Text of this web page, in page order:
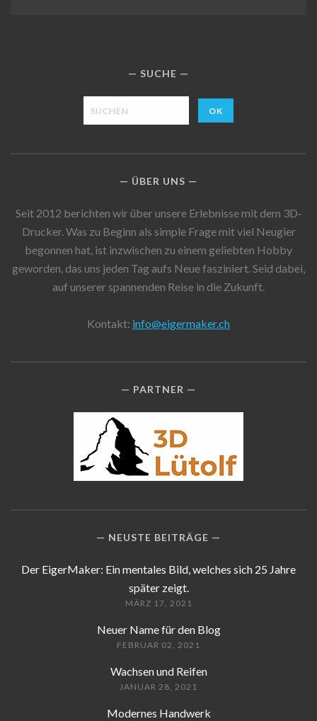
SUCHE
ÜBER UNS
Seit 2012 berichten wir über unsere Erlebnisse mit dem 3D-
Drucker. Was zu Beginn als simple Frage mit viel Neugier
begonnen hat, ist inzwischen zu einem geliebten Hobby
geworden, das uns jeden Tag aufs Neue fasziniert. Seid dabei,
auf unserer spannenden Reise in die Zukunft.
Kontakt: info@eigermaker.ch
PARTNER
NEUSTE BEITRÄGE
Der EigerMaker: Ein mentales Bild, welches sich 25 Jahre
später zeigt.
MÄRZ 17, 2021
Neuer Name für den Blog
FEBRUAR 02, 2021
Wachsen und Reifen
JANUAR 28, 2021
Modernes Handwerk